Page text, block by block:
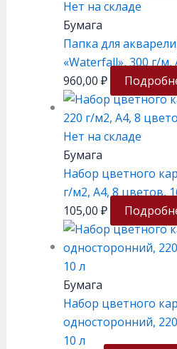
Нет на складе
Бумага
Папка для
«Waterfall», 300 г/м,
960,00 ₽
Нет на складе
Бумага
Набор цветного
г/м2, А4, 8 цветов,
105,00 ₽
Бумага
Набор цветного
односторонний,
10 л